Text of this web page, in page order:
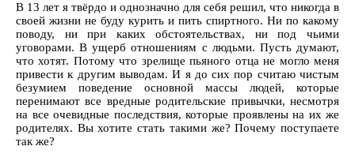
В 13 лет я твёрдо и однозначно для себя решил, что никогда в
своей жизни не буду курить и пить спиртного. Ни по какому
поводу, ни при каких обстоятельствах, ни под чьими
уговорами. В ущерб отношениям с людьми. Пусть думают,
что хотят. Потому что зрелище пьяного отца не могло меня
привести к другим выводам. И я до сих пор считаю чистым
безумием поведение основной массы людей, которые
перенимают все вредные родительские привычки, несмотря
на все очевидные последствия, которые проявлены на их же
родителях. Вы хотите стать такими же? Почему поступаете
так же?